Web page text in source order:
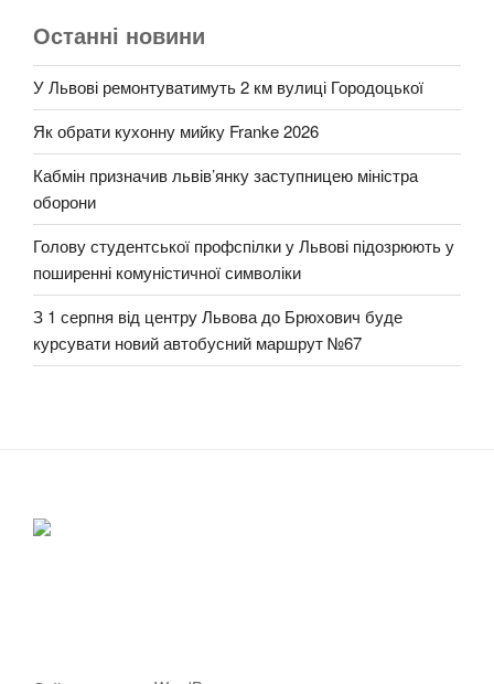
Останні новини
У Львові ремонтуватимуть 2 км вулиці Городоцької
Як обрати кухонну мийку Franke 2026
Кабмін призначив львів’янку заступницею міністра
оборони
Голову студентської профспілки у Львові підозрюють у
поширенні комуністичної символіки
З 1 серпня від центру Львова до Брюхович буде
курсувати новий автобусний маршрут №67